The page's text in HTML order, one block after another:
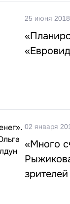
25 июня
02 января
«Много